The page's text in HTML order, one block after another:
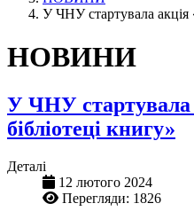
У ЧНУ стартувала акція
НОВИНИ
У ЧНУ стартувала
бібліотеці книгу»
Деталі
12 лютого 2024
Перегляди: 1826